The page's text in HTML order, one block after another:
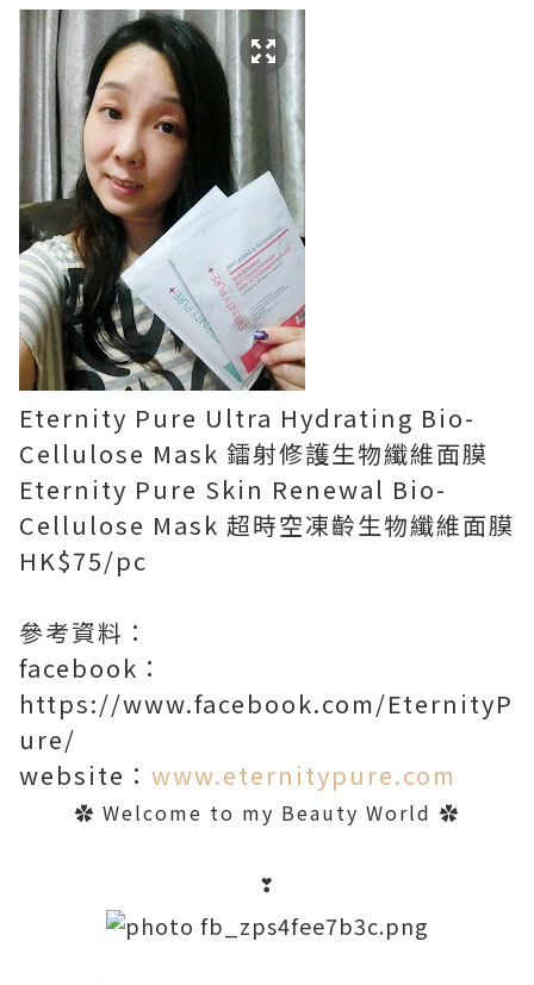
Eternity Pure Ultra Hydrating Bio-
Cellulose Mask 鐳射修護生物纖維面膜
Eternity Pure Skin Renewal Bio-
Cellulose Mask 超時空凍齡生物纖維面膜
HK$75/pc
參考資料：
facebook：
https://www.facebook.com/EternityP
ure/
website： www.eternitypure.com
✿ Welcome to my Beauty World ✿
❣